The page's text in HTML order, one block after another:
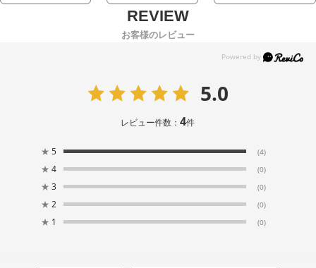
お客様のレビュー
5.0
レビュー件数：4件
★ 5 (4)
★ 4 (0)
★ 3 (0)
★ 2 (0)
★ 1 (0)